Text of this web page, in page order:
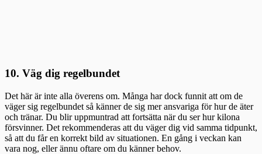
10. Väg dig regelbundet
Det här är inte alla överens om. Många har dock funnit att om de
väger sig regelbundet så känner de sig mer ansvariga för hur de äter
och tränar. Du blir uppmuntrad att fortsätta när du ser hur kilona
försvinner. Det rekommenderas att du väger dig vid samma tidpunkt,
så att du får en korrekt bild av situationen. En gång i veckan kan
vara nog, eller ännu oftare om du känner behov.